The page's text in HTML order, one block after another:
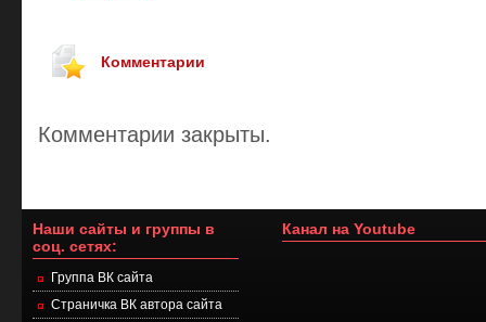
Комментарии
Комментарии закрыты.
Наши сайты и группы в
соц. сетях:
Группа ВК сайта
Страничка ВК автора сайта
Канал на Youtube